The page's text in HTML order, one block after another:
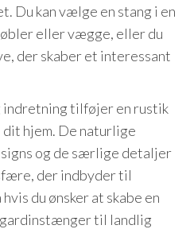
Du kan vælge en stang i en
eller vægge, eller du
der skaber et interessant
tilføjer en rustik
hjem. De naturlige
og de særlige detaljer
der indbyder til
du ønsker at skabe en
gardinstænger til landlig